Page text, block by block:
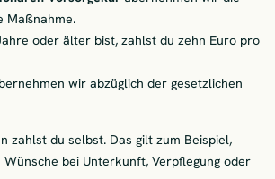
Maßnahme.
oder älter bist, zahlst du zehn Euro pro
wir abzüglich der gesetzlichen
zahlst du selbst. Das gilt zum Beispiel,
bei Unterkunft, Verpflegung oder